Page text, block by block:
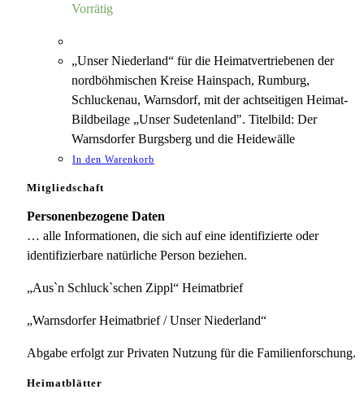
Vorrätig
„Unser Niederland“ für die Heimatvertriebenen der
nordböhmischen Kreise Hainspach, Rumburg,
Schluckenau, Warnsdorf, mit der achtseitigen Heimat-
Bildbeilage „Unser Sudetenland". Titelbild: Der
Warnsdorfer Burgsberg und die Heidewälle
In den Warenkorb
Mitgliedschaft
Personenbezogene Daten
… alle Informationen, die sich auf eine identifizierte oder
identifizierbare natürliche Person beziehen.
„Aus`n Schluck`schen Zippl“ Heimatbrief
„Warnsdorfer Heimatbrief / Unser Niederland“
Abgabe erfolgt zur Privaten Nutzung für die Familienforschung.
Heimatblätter